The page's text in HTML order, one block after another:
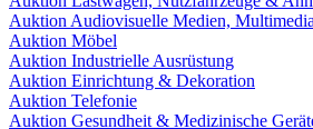
Auktion Audiovisuelle Medien,
Auktion Möbel
Auktion Industrielle Ausrüstung
Auktion Einrichtung & Dekoration
Auktion Telefonie
Auktion Gesundheit & Medizinische